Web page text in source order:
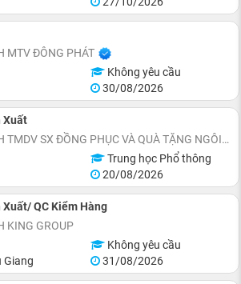
MTV ĐÔNG PHÁT
Không yêu cầu
30/08/2026
Xuất
CÔNG TY TNHH TMDV SX ĐỒNG PHỤC VÀ QUÀ TẶNG NGÔI SAO XANH
Trung học Phổ thông
20/08/2026
Xuất/ QC Kiểm Hàng
KING GROUP
Không yêu cầu
Giang
31/08/2026